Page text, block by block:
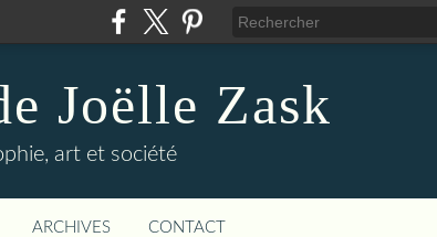
Joëlle Zask
art et société
ARCHIVES CONTACT